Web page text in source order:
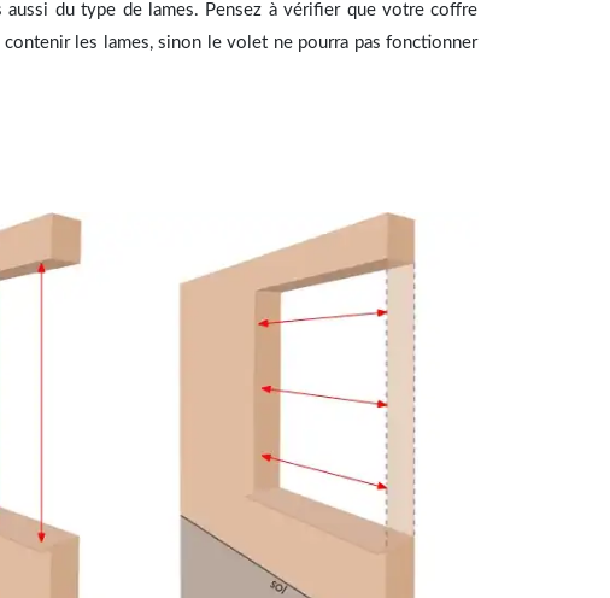
aussi du type de lames. Pensez à vérifier que votre coffre
contenir les lames, sinon le volet ne pourra pas fonctionner